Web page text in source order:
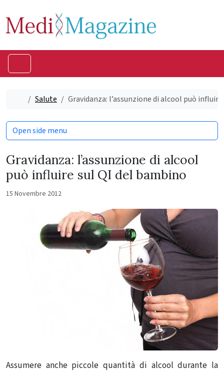
Home
Salute Gravidanza: l’assunzione di alcool può
Gravidanza: l’assunzione di alcool
può influire sul QI del bambino
15 Novembre 2012
Assumere anche piccole quantità di alcool durante la
Open side menu